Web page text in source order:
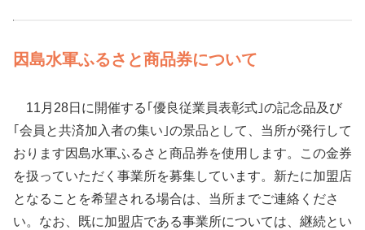
因島水軍ふるさと商品券について
11月28日に開催する｢優良従業員表彰式｣の記念品及び
｢会員と共済加入者の集い｣の景品として、当所が発行して
おります因島水軍ふるさと商品券を使用します。この金券
を扱っていただく事業所を募集しています。新たに加盟店
となることを希望される場合は、当所までご連絡くださ
い。なお、既に加盟店である事業所については、継続とい